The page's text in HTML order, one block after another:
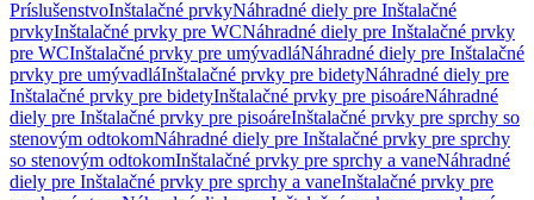
PríslušenstvoInštalačné prvkyNáhradné diely pre Inštalačné
prvkyInštalačné prvky pre WCNáhradné diely pre Inštalačné prvky
pre WCInštalačné prvky pre umývadláNáhradné diely pre Inštalačné
prvky pre umývadláInštalačné prvky pre bidetyNáhradné diely pre
Inštalačné prvky pre bidetyInštalačné prvky pre pisoáreNáhradné
diely pre Inštalačné prvky pre pisoáreInštalačné prvky pre sprchy so
stenovým odtokomNáhradné diely pre Inštalačné prvky pre sprchy
so stenovým odtokomInštalačné prvky pre sprchy a vaneNáhradné
diely pre Inštalačné prvky pre sprchy a vaneInštalačné prvky pre